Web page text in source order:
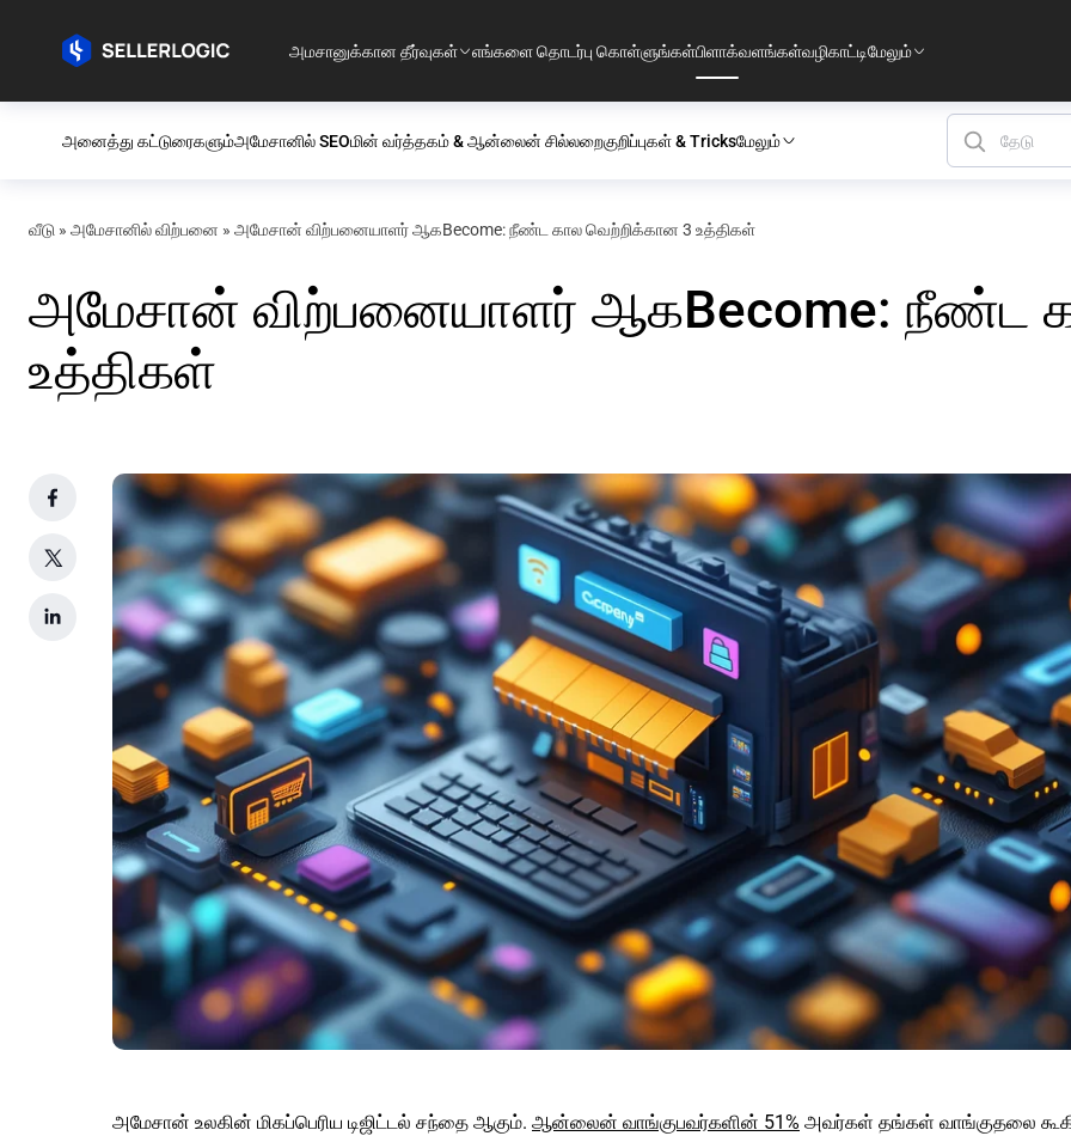
அமசானுக்கான தீர்வுகள் எங்களை தொடர்பு கொள்ளுங்கள்பிளாக்வளங்கள்வழிகாட்டிமேலும்
அனைத்து கட்டுரைகளும்அமேசானில் SEOமின் வர்த்தகம் & ஆன்லைன் சில்லறைகுறிப்புகள் & Tricksமேலும்
வீடு » அமேசானில் விற்பனை » அமேசான் விற்பனையாளர் ஆகBecome: நீண்ட கால வெற்றிக்கான 3 உத்திகள்
அமேசான் விற்பனையாளர் ஆகBecome: நீண்ட
உத்திகள்
அமேசான் உலகின் மிகப்பெரிய டிஜிட்டல் சந்தை ஆகும். ஆன்லைன் வாங்குபவர்களின் 51% அவர்கள் தங்கள் வாங்குதலை